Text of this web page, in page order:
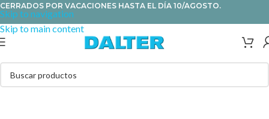
Skip to navigation
Skip to main content
CERRADOS POR VACACIONES HASTA EL DÍA 10/AGOSTO.